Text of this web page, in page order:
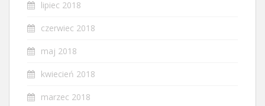
lipiec 2018
czerwiec 2018
maj 2018
kwiecień 2018
marzec 2018